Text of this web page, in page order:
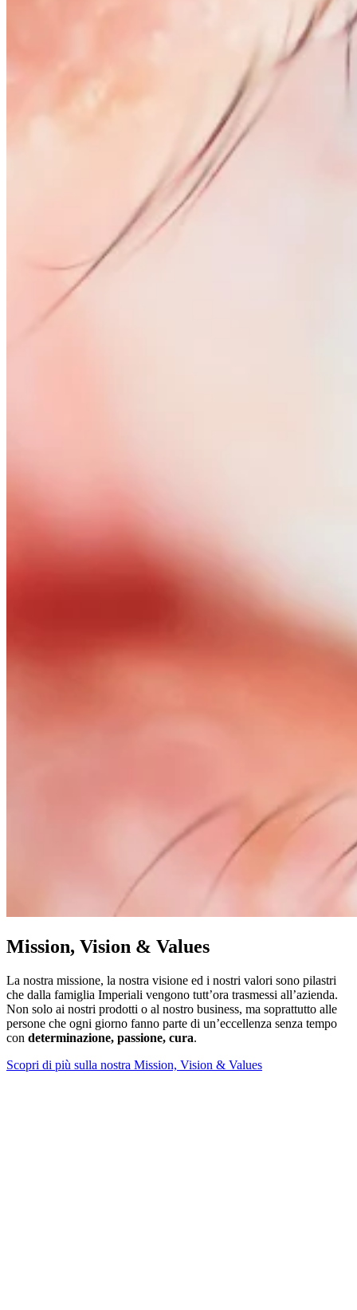
Mission, Vision & Values
La nostra missione, la nostra visione ed i nostri valori sono pilastri
che dalla famiglia Imperiali vengono tutt’ora trasmessi all’azienda.
Non solo ai nostri prodotti o al nostro business, ma soprattutto alle
persone che ogni giorno fanno parte di un’eccellenza senza tempo
con determinazione, passione, cura.
Scopri di più sulla nostra Mission, Vision & Values